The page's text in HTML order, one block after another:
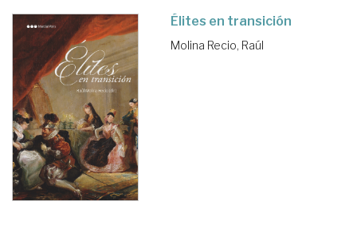
Élites en transición
Molina Recio, Raúl